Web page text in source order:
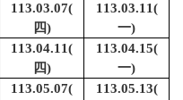
113.03.07(
四)
113.03.11(
一)
113.04.11(
四)
113.04.15(
一)
113.05.07(
113.05.13(